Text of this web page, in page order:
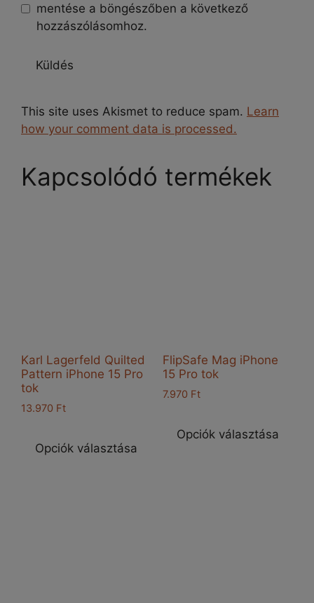
mentése a böngészőben a következő
hozzászólásomhoz.
This site uses Akismet to reduce spam. Learn
how your comment data is processed.
Kapcsolódó termékek
Karl Lagerfeld Quilted
Pattern iPhone 15 Pro
tok
13.970 Ft
Opciók választása
Ennek
FlipSafe Mag iPhone
15 Pro tok
7.970 Ft
Opciók választása